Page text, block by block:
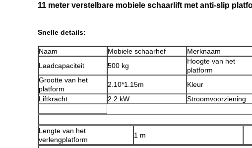
11 meter verstelbare mobiele schaarlift met anti-slip
Snelle details:
Naam Mobiele schaarhef Merknaam
Laadcapaciteit 500 kg
Hoogte van het
platform
Grootte van het
platform
2.10*1.15m Kleur
Liftkracht
2.2 kW Stroomvoorziening
Lengte van het
verlengplatform
1 m